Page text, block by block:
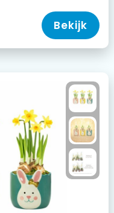
Bekijk